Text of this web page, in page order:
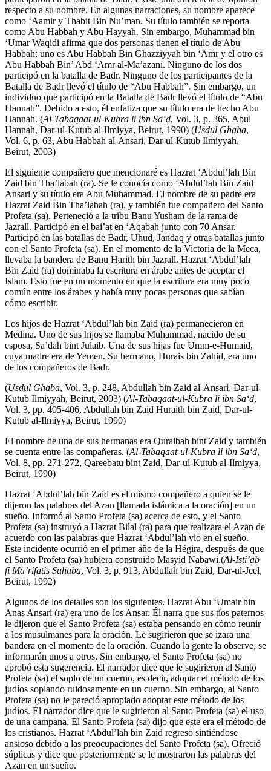
respecto a su nombre. En algunas narraciones, su nombre aparece
como ‘Aamir y Thabit Bin Nu’man. Su título también se reporta
como Abu Habbah y Abu Hayyah. Sin embargo, Muhammad bin
‘Umar Waqidi afirma que dos personas tienen el título de Abu
Habbah; uno es Abu Habbah Bin Ghazziyyah bin ‘Amr y el otro es
Abu Habbah Bin’ Abd ‘Amr al-Ma’azani. Ninguno de los dos
participó en la batalla de Badr. Ninguno de los participantes de la
Batalla de Badr llevó el título de “Abu Habbah”. Sin embargo, un
individuo que participó en la Batalla de Badr llevó el título de “Abu
Hannah”. Debido a esto, él enfatiza que su título era de hecho Abu
Hannah. (Al-Tabaqaat-ul-Kubra li ibn Sa‘d, Vol. 3, p. 365, Abul
Hannah, Dar-ul-Kutub al-Ilmiyya, Beirut, 1990) (Usdul Ghaba,
Vol. 6, p. 63, Abu Habbah al-Ansari, Dar-ul-Kutub Ilmiyyah,
Beirut, 2003)
El siguiente compañero que mencionaré es Hazrat ‘Abdul’lah Bin
Zaid bin Tha’labah (ra). Se le conocía como ‘Abdul’lah Bin Zaid
Ansari y su título era Abu Muhammad. El nombre de su padre era
Hazrat Zaid Bin Tha’labah (ra), y también fue compañero del Santo
Profeta (sa). Perteneció a la tribu Banu Yusham de la rama de
Jazrall. Participó en el bai’at en ‘Aqabah junto con 70 Ansar.
Participó en las batallas de Badr, Uhud, Jandaq y otras batallas junto
con el Santo Profeta (sa). En el momento de la Victoria de la Meca,
llevaba la bandera de Banu Harith bin Jazrall. Hazrat ‘Abdul’lah
Bin Zaid (ra) dominaba la escritura en árabe antes de aceptar el
Islam. Esto fue en un momento en que la escritura era muy poco
común entre los árabes y había muy pocas personas que sabían
cómo escribir.
Los hijos de Hazrat ‘Abdul’lah bin Zaid (ra) permanecieron en
Medina. Uno de sus hijos se llamaba Muhammad, nacido de su
esposa, Sa’dah bint Julaib. Una de sus hijas fue Umm-e-Humaid,
cuya madre era de Yemen. Su hermano, Hurais bin Zahid, era uno
de los compañeros de Badr.
(Usdul Ghaba, Vol. 3, p. 248, Abdullah bin Zaid al-Ansari, Dar-ul-
Kutub Ilmiyyah, Beirut, 2003) (Al-Tabaqaat-ul-Kubra li ibn Sa‘d,
Vol. 3, pp. 405-406, Abdullah bin Zaid Huraith bin Zaid, Dar-ul-
Kutub al-Ilmiyya, Beirut, 1990)
El nombre de una de sus hermanas era Quraibah bint Zaid y también
se cuenta entre las compañeras. (Al-Tabaqaat-ul-Kubra li ibn Sa‘d,
Vol. 8, pp. 271-272, Qareebatu bint Zaid, Dar-ul-Kutub al-Ilmiyya,
Beirut, 1990)
Hazrat ‘Abdul’lah bin Zaid es el mismo compañero a quien se le
dijeron las palabras del Azan [llamada islámica a la oración] en un
sueño. Informó al Santo Profeta (sa) acerca de esto, y el Santo
Profeta (sa) instruyó a Hazrat Bilal (ra) para que realizara el Azan de
acuerdo con las palabras que Hazrat ‘Abdul’lah vio en el sueño.
Este incidente ocurrió en el primer año de la Hégira, después de que
el Santo Profeta (sa) hubiera construido Masyid Nabawi.(Al-Isti’ab
fi Ma’rifatis Sahaba, Vol. 3, p. 913, Abdullah bin Zaid, Dar-ul-Jeel,
Beirut, 1992)
Algunos de los detalles son los siguientes. Hazrat Abu ‘Umair bin
Anas Ansari (ra) era uno de los Ansar. Él narra que sus tíos paternos
le dijeron que el Santo Profeta (sa) estaba pensando en cómo reunir
a los musulmanes para la oración. Le sugirieron que se izara una
bandera en el momento de la oración. Cuando la gente la observe, se
informarán unos a otros. Sin embargo, el Santo Profeta (sa) no
aprobó esta sugerencia. El narrador dice que le sugirieron al Santo
Profeta (sa) el soplo de un cuerno, es decir, adoptar el método de los
judíos soplando ruidosamente en un cuerno. Sin embargo, al Santo
Profeta (sa) no le pareció apropiado adoptar este método de los
judíos. El narrador dice que le sugirieron al Santo Profeta (sa) el uso
de una campana. El Santo Profeta (sa) dijo que este era el método de
los cristianos. Hazrat ‘Abdul’lah bin Zaid regresó sintiéndose
ansioso debido a las preocupaciones del Santo Profeta (sa). Ofreció
súplicas y dice que posteriormente se le mostraron las palabras del
Azan en un sueño.